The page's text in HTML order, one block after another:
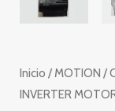
Inicio /MOTION /
INVERTER